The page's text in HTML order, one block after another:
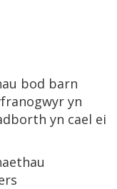
bod barn
yn
yn cael ei